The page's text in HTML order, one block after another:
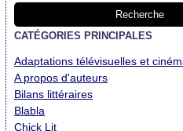
CATÉGORIES PRINCIPALES
Adaptations télévisuelles et
A propos d'auteurs
Bilans littéraires
Blabla
Chick Lit